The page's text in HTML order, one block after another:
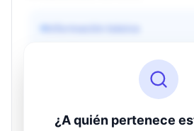
Información básica
¿A quién pertenece